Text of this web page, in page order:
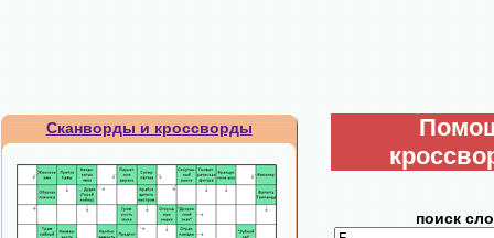
Сканворды и кроссворды
поиск